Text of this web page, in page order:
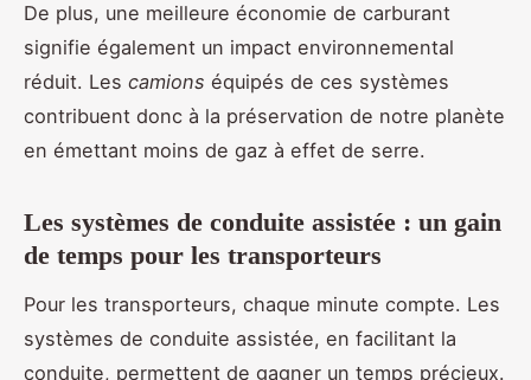
De plus, une meilleure économie de carburant
signifie également un impact environnemental
réduit. Les camions équipés de ces systèmes
contribuent donc à la préservation de notre planète
en émettant moins de gaz à effet de serre.
Les systèmes de conduite assistée : un gain
de temps pour les transporteurs
Pour les transporteurs, chaque minute compte. Les
systèmes de conduite assistée, en facilitant la
conduite, permettent de gagner un temps précieux.